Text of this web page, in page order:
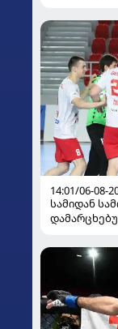
14:01/06-08-
სამიდან